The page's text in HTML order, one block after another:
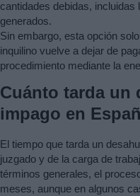
cantidades debidas,
generados.
Sin embargo, esta opción
inquilino vuelve a dejar de
procedimiento mediante la
Cuánto tarda un
impago en
El tiempo que tarda un
juzgado y de la carga de
términos generales, el
meses, aunque en algunos